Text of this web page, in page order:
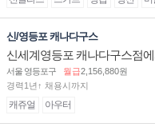
신/영등포 캐나다구스
신세계영등포 캐나다구스점
서울 영등포구 월급2,156,880원
경력1년↑ 채용시까지
캐쥬얼 아우터